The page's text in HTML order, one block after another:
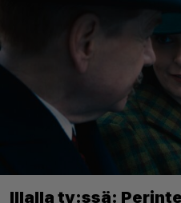
Illalla tv:ssä: